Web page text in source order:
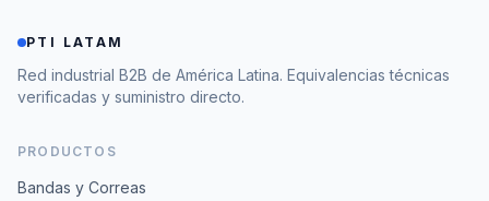
PTI LATAM
Red industrial B2B de América Latina. Equivalencias técnicas
verificadas y suministro directo.
PRODUCTOS
Bandas y Correas